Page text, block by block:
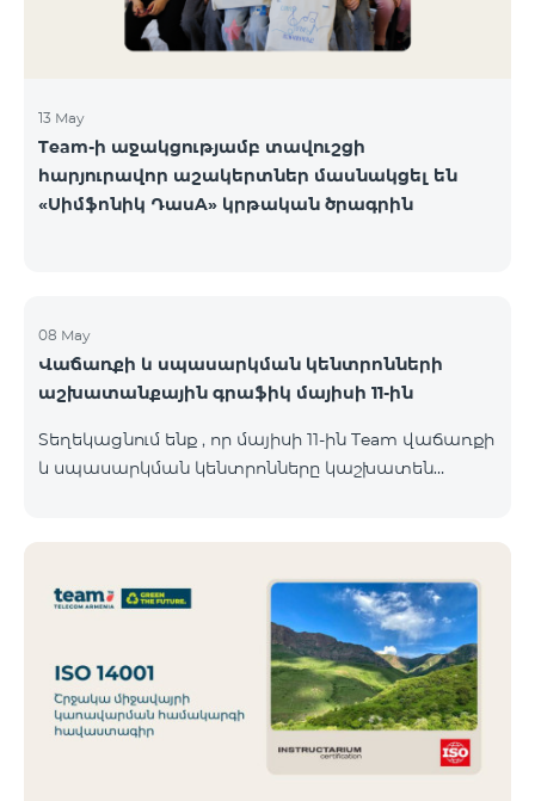
13 May
Team-ի աջակցությամբ տավուշցի
հարյուրավոր աշակերտներ մասնակցել են
«Սիմֆոնիկ ԴասA» կրթական ծրագրին
08 May
Վաճառքի և սպասարկման կենտրոնների
աշխատանքային գրաֆիկ մայիսի 11-ին
Տեղեկացնում ենք , որ մայիսի 11-ին Team վաճառքի
և սպասարկման կենտրոնները կաշխատեն
Բնականուն գրաֆիկը Մայիսի 11-ի փոփոխված
գրաֆիկը Երևան Կիլիկիա 09:00-18:00 09:00-17:00
Երևան Անդրանիկ 09:00-18:00 09:00-17:00 Երևան
ՀԱԹ 09:00-20:00 09:00-17:00 Երևան Ազատություն
09:00-19:00 09:00-17:00 Երևան Կոմիտաս 1 09:00-
19:00 09:00-17:00 Երևան Դավիթաշեն 09:00-20:00